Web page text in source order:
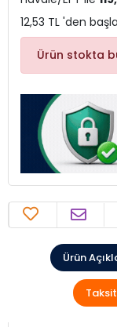
12,53 TL 'den
Ürün stokta
Ürün